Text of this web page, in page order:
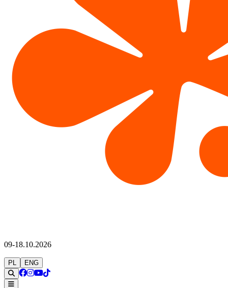
09-18.10.2026
PL ENG